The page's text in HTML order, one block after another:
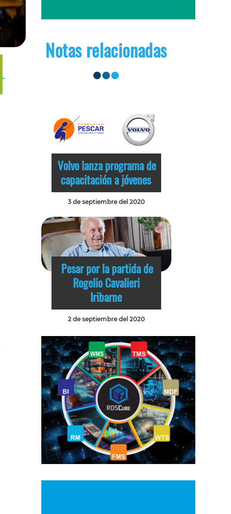
Notas relacionadas
Volvo lanza programa de
capacitación a jóvenes
3 de septiembre del 2020
Pesar por la partida de
Rogelio Cavalieri
Iribarne
2 de septiembre del 2020